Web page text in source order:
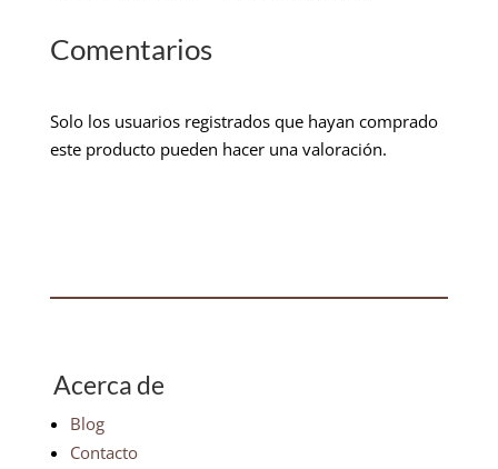
Comentarios
Solo los usuarios registrados que hayan comprado
este producto pueden hacer una valoración.
Acerca de
Blog
Contacto